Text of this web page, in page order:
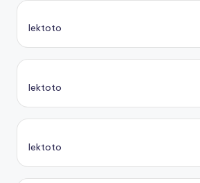
lektoto
lektoto
lektoto